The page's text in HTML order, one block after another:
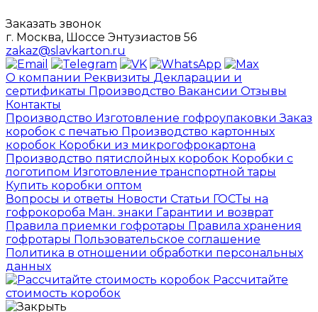
Заказать звонок
г. Москва, Шоссе Энтузиастов 56
zakaz@slavkarton.ru
О компании Реквизиты Декларации и
сертификаты Производство Вакансии Отзывы
Контакты
Производство Изготовление гофроупаковкиЗаказ
коробок с печатью Производство картонных
коробок Коробки из микрогофрокартона
Производство пятислойных коробок Коробки с
логотипом Изготовление транспортной тары
Купить коробки оптом
Вопросы и ответы Новости Статьи ГОСТы на
гофрокороба Ман. знаки Гарантии и возврат
Правила приемки гофротары Правила хранения
гофротары Пользовательское соглашение
Политика в отношении обработки персональных
данных
Рассчитайте
стоимость коробок